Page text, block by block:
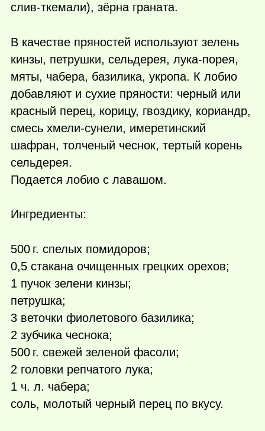
слив-ткемали), зёрна граната.
В качестве пряностей используют зелень
кинзы, петрушки, сельдерея, лука-порея,
мяты, чабера, базилика, укропа. К лобио
добавляют и сухие пряности: черный или
красный перец, корицу, гвоздику, кориандр,
смесь хмели-сунели, имеретинский
шафран, толченый чеснок, тертый корень
сельдерея.
Подается лобио с лавашом.
Ингредиенты:
500 г. спелых помидоров;
0,5 стакана очищенных грецких орехов;
1 пучок зелени кинзы;
петрушка;
3 веточки фиолетового базилика;
2 зубчика чеснока;
500 г. свежей зеленой фасоли;
2 головки репчатого лука;
1 ч. л. чабера;
соль, молотый черный перец по вкусу.